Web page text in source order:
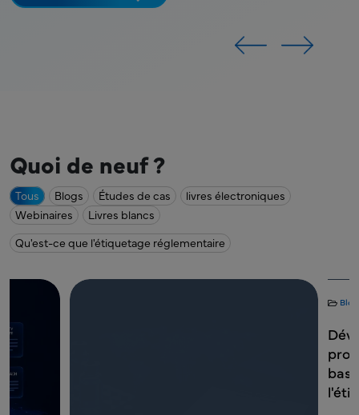
Quoi de neuf ?
Tous Blogs Études de cas
livres électroniques
Webinaires
Livres blancs
Qu'est-ce que l'étiquetage réglementaire
2 juillet
produits
bases d'une
l'étiquetage